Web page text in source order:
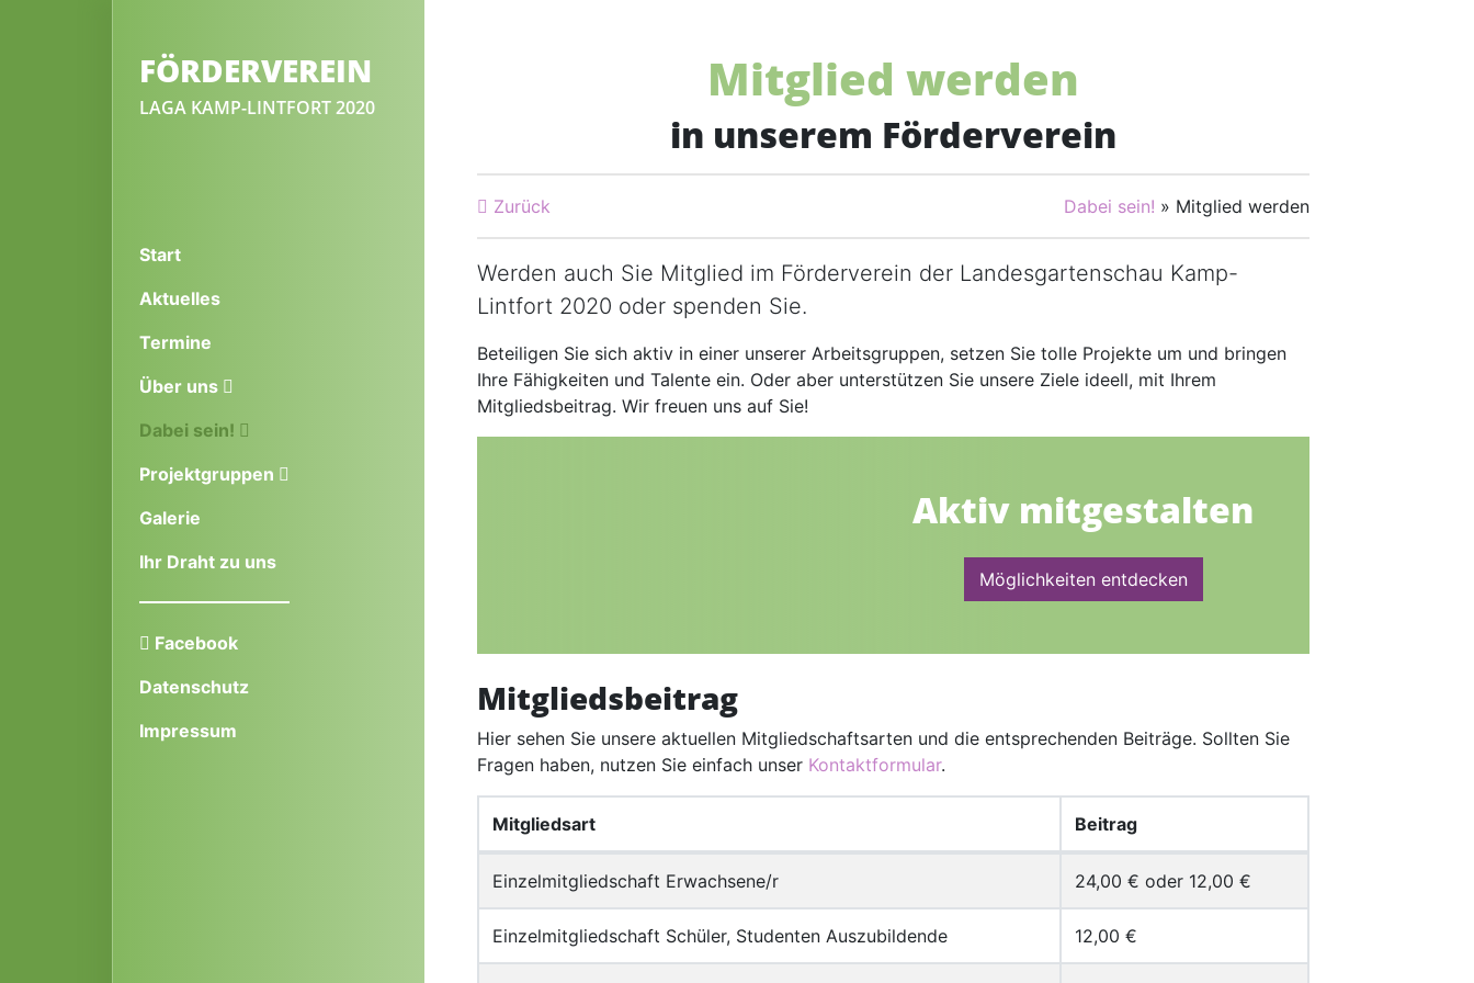
FÖRDERVEREIN
LAGA KAMP-LINTFORT 2020
Start
Aktuelles
Termine
Über uns
Dabei sein! (current)
Projektgruppen
Galerie
Ihr Draht zu uns
Facebook
Datenschutz
Impressum
Mitglied werden
in unserem Förderverein
Zurück Dabei sein! » Mitglied werden
Werden auch Sie Mitglied im Förderverein der Landesgartenschau Kamp-
Lintfort 2020 oder spenden Sie.
Beteiligen Sie sich aktiv in einer unserer Arbeitsgruppen, setzen Sie tolle Projekte um und bringen
Ihre Fähigkeiten und Talente ein. Oder aber unterstützen Sie unsere Ziele ideell, mit Ihrem
Mitgliedsbeitrag. Wir freuen uns auf Sie!
Aktiv mitgestalten
Möglichkeiten entdecken
Mitgliedsbeitrag
Hier sehen Sie unsere aktuellen Mitgliedschaftsarten und die entsprechenden Beiträge. Sollten Sie
Fragen haben, nutzen Sie einfach unser Kontaktformular.
Mitgliedsart Beitrag
Einzelmitgliedschaft Erwachsene/r 24,00 € oder 12,00 €
Einzelmitgliedschaft Schüler, Studenten Auszubildende 12,00 €